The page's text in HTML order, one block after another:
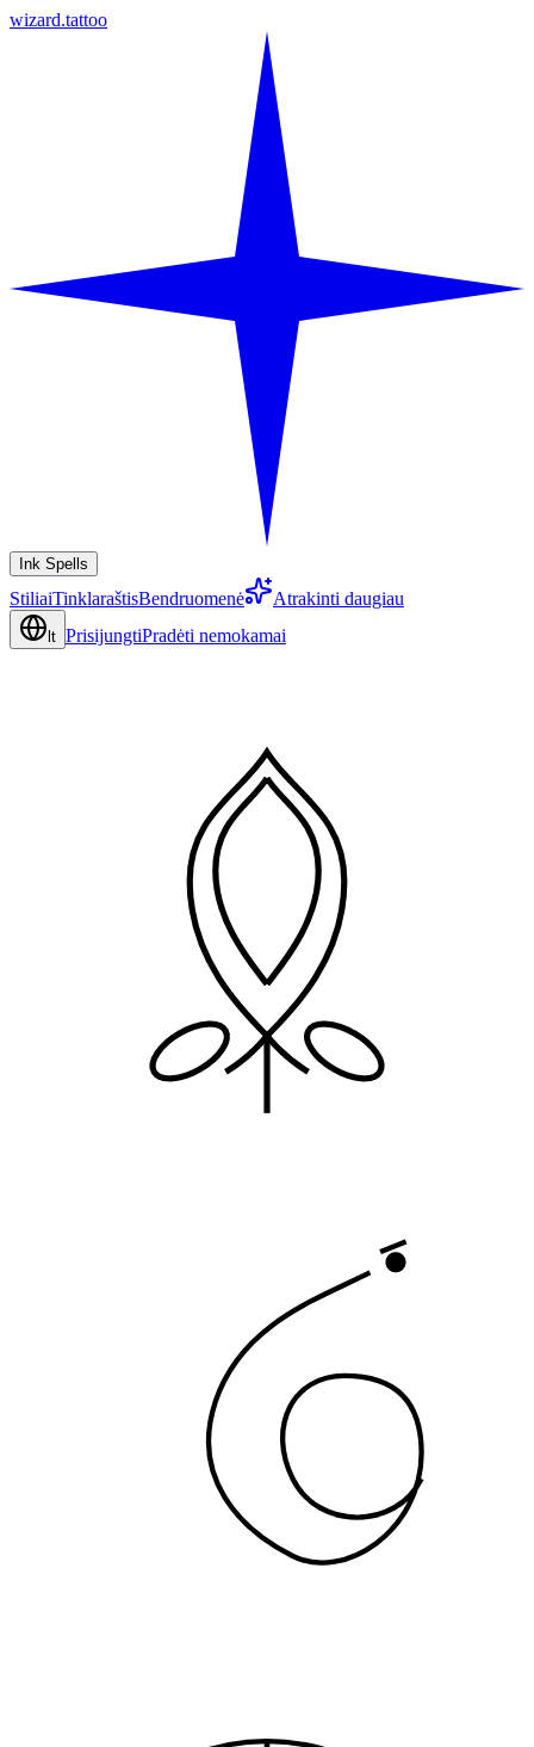
wizard.tattoo
Ink Spells
StiliaiTinklaraštisBendruomenė Atrakinti daugiau
lt PrisijungtiPradėti nemokamai